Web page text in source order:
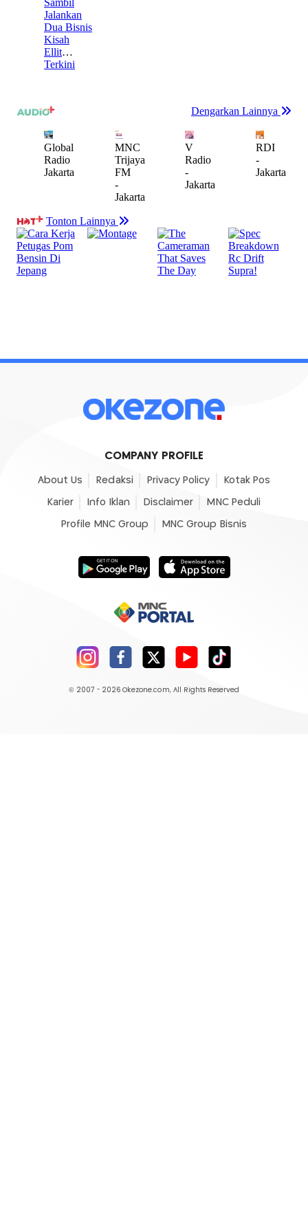
COMPANY PROFILE
About Us Redaksi Privacy Policy Kotak Pos
Karier Info Iklan Disclaimer MNC Peduli
Profile MNC Group MNC Group Bisnis
© 2007 - 2026 Okezone.com, All Rights Reserved